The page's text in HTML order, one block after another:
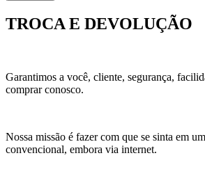
TROCA E DEVOLUÇÃO
Garantimos a você, cliente, segurança,
comprar conosco.
Nossa missão é fazer com que se sinta em
convencional, embora via internet.